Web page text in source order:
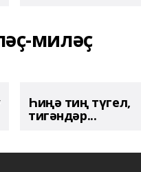
миләҫ
Һиңә тиң түгел,
тигәндәр...